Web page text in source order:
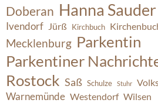
Doberan Hanna Sauder
Ivendorf Jürß Kirchbuch
Mecklenburg Parkentin
Parkentiner
Rostock Saß Schulze Stuhr
Warnemünde Westendorf Wilsen